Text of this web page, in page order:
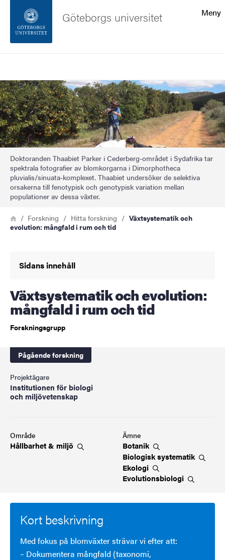
Sidfoten
Om webbplatsen
Meny
Göteborgs universitet
Bild
Doktoranden Thaabiet Parker i Cederberg-området i Sydafrika tar
spektrala fotografier av blomkorgarna i Dimorphotheca
pluvialis/sinuata-komplexet. Thaabiet undersöker de selektiva
orsakerna till fenotypisk och genotypisk variation mellan
populationer av dessa växter.
Länkstig
HemForskning Hitta forskning
Växtsystematik och
evolution: mångfald i rum och tid
Sidans innehåll
Växtsystematik och evolution:
mångfald i rum och tid
Forskningsgrupp
Pågående forskning
Projektägare
Institutionen för biologi
och miljövetenskap
Område
Hållbarhet & miljö
Ämne
Botanik
Biologisksystematik
Ekologi
Evolutionsbiologi
Kort beskrivning
Med fokus på blomväxter strävar vi efter att:
– Dokumentera mångfald (taxonomi,